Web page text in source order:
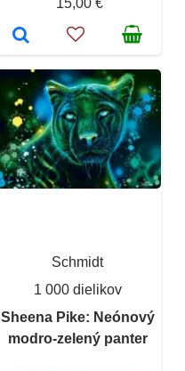
15,00 €
Schmidt
1 000 dielikov
Sheena Pike: Neónový
modro-zelený panter